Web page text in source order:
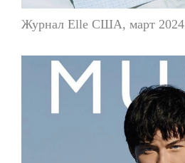
Журнал Elle США, март 2024